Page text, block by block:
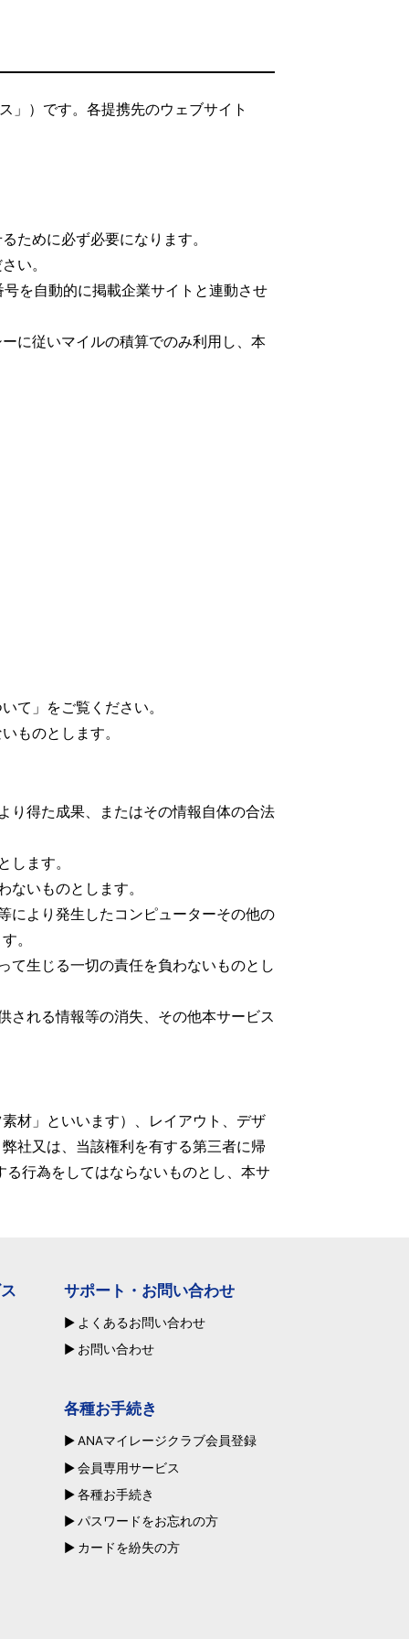
」）です。各提携先のウェブサイト
ために必ず必要になります。
い。
を自動的に掲載企業サイトと連動させ
に従いマイルの積算でのみ利用し、本
て」をご覧ください。
ものとします。
り得た成果、またはその情報自体の合法
ます。
いものとします。
により発生したコンピューターその他の
。
て生じる一切の責任を負わないものとし
される情報等の消失、その他本サービス
材」といいます）、レイアウト、デザ
社又は、当該権利を有する第三者に帰
行為をしてはならないものとし、本サ
サポート・お問い合わせ
よくあるお問い合わせ
お問い合わせ
各種お手続き
ANAマイレージクラブ会員登録
会員専用サービス
各種お手続き
パスワードをお忘れの方
カードを紛失の方